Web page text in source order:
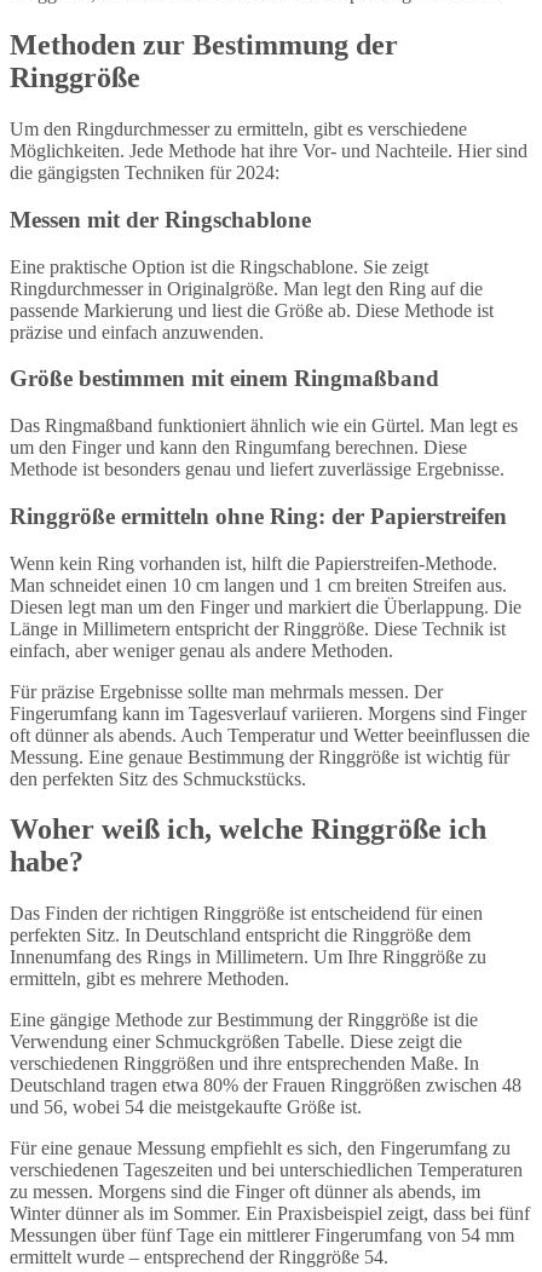
Methoden zur Bestimmung der
Ringgröße
Um den Ringdurchmesser zu ermitteln, gibt es verschiedene
Möglichkeiten. Jede Methode hat ihre Vor- und Nachteile. Hier sind
die gängigsten Techniken für 2024:
Messen mit der Ringschablone
Eine praktische Option ist die Ringschablone. Sie zeigt
Ringdurchmesser in Originalgröße. Man legt den Ring auf die
passende Markierung und liest die Größe ab. Diese Methode ist
präzise und einfach anzuwenden.
Größe bestimmen mit einem Ringmaßband
Das Ringmaßband funktioniert ähnlich wie ein Gürtel. Man legt es
um den Finger und kann den Ringumfang berechnen. Diese
Methode ist besonders genau und liefert zuverlässige Ergebnisse.
Ringgröße ermitteln ohne Ring: der Papierstreifen
Wenn kein Ring vorhanden ist, hilft die Papierstreifen-Methode.
Man schneidet einen 10 cm langen und 1 cm breiten Streifen aus.
Diesen legt man um den Finger und markiert die Überlappung. Die
Länge in Millimetern entspricht der Ringgröße. Diese Technik ist
einfach, aber weniger genau als andere Methoden.
Für präzise Ergebnisse sollte man mehrmals messen. Der
Fingerumfang kann im Tagesverlauf variieren. Morgens sind Finger
oft dünner als abends. Auch Temperatur und Wetter beeinflussen die
Messung. Eine genaue Bestimmung der Ringgröße ist wichtig für
den perfekten Sitz des Schmuckstücks.
Woher weiß ich, welche Ringgröße ich
habe?
Das Finden der richtigen Ringgröße ist entscheidend für einen
perfekten Sitz. In Deutschland entspricht die Ringgröße dem
Innenumfang des Rings in Millimetern. Um Ihre Ringgröße zu
ermitteln, gibt es mehrere Methoden.
Eine gängige Methode zur Bestimmung der Ringgröße ist die
Verwendung einer Schmuckgrößen Tabelle. Diese zeigt die
verschiedenen Ringgrößen und ihre entsprechenden Maße. In
Deutschland tragen etwa 80% der Frauen Ringgrößen zwischen 48
und 56, wobei 54 die meistgekaufte Größe ist.
Für eine genaue Messung empfiehlt es sich, den Fingerumfang zu
verschiedenen Tageszeiten und bei unterschiedlichen Temperaturen
zu messen. Morgens sind die Finger oft dünner als abends, im
Winter dünner als im Sommer. Ein Praxisbeispiel zeigt, dass bei fünf
Messungen über fünf Tage ein mittlerer Fingerumfang von 54 mm
ermittelt wurde – entsprechend der Ringgröße 54.